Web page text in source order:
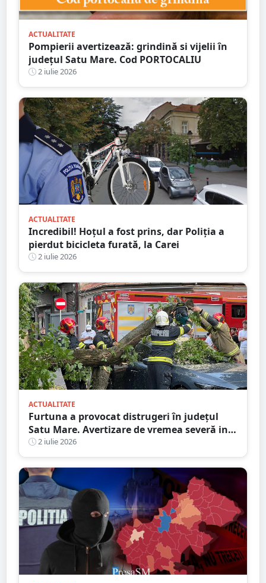
ACTUALITATE
Pompierii avertizează: grindină si vijelii în
județul Satu Mare. Cod PORTOCALIU
2 iulie 2026
ACTUALITATE
Incredibil! Hoțul a fost prins, dar Poliția a
pierdut bicicleta furată, la Carei
2 iulie 2026
ACTUALITATE
Furtuna a provocat distrugeri în județul
Satu Mare. Avertizare de vremea severă in
continuare
2 iulie 2026